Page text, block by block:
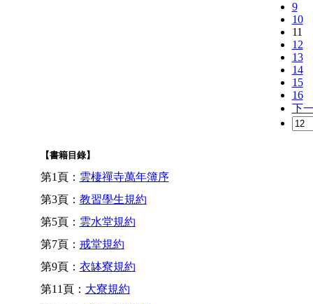
9
10
11
12
13
14
15
16
下
【書籍目錄】
第1頁： 雲棲禪寺萬年簿序
第3頁： 教習學生規約
第5頁： 雲水堂規約
第7頁： 戒堂規約
第9頁： 衣缽寮規約
第11頁： 大寮規約